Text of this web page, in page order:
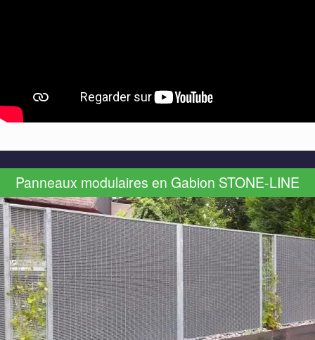
Panneaux modulaires en Gabion STONE-LINE